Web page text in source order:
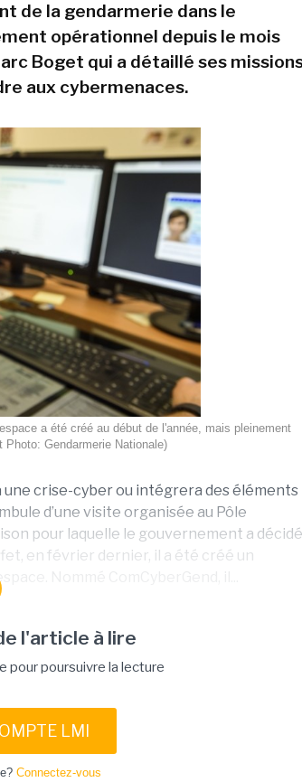
de la gendarmerie dans le
opérationnel depuis le mois
Boget qui a détaillé ses
aux cybermenaces.
a été créé au début de l'année, mais pleinement
Gendarmerie Nationale)
une crise-cyber ou intégrera des éléments
d’une visite organisée au Pôle
pour laquelle le gouvernement a décidé
en février dernier, il a été créé un
Nommé ComCyberGend, il...
l'article à lire
pour poursuivre la lecture
LMI
Connectez-vous